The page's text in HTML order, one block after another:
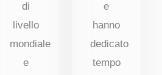
di
livello
mondiale
e
e
hanno
dedicato
tempo